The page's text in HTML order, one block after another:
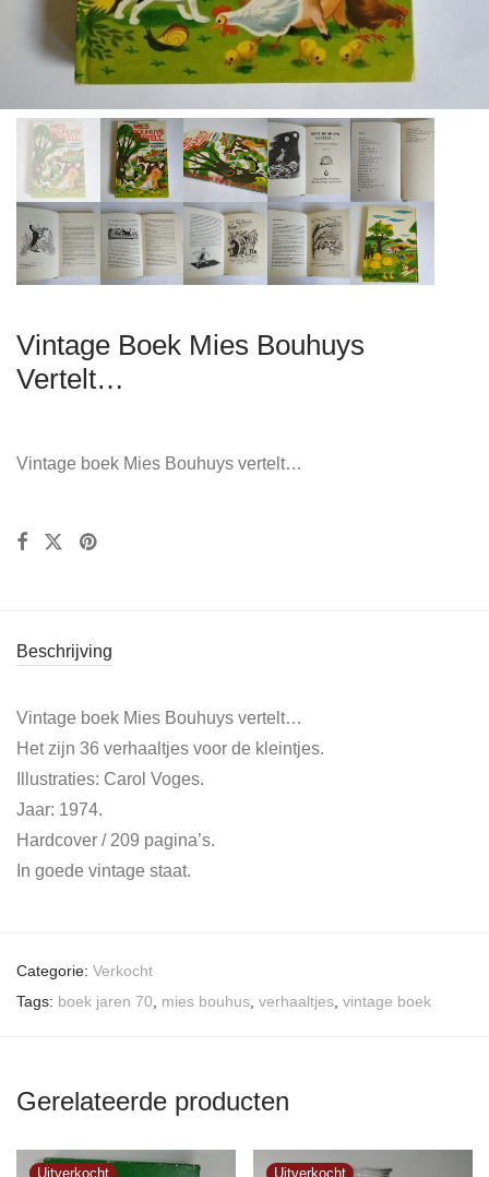
Vintage Boek Mies Bouhuys
Vertelt…
Vintage boek Mies Bouhuys vertelt…
Beschrijving
Vintage boek Mies Bouhuys vertelt…
Het zijn 36 verhaaltjes voor de kleintjes.
Illustraties: Carol Voges.
Jaar: 1974.
Hardcover / 209 pagina’s.
In goede vintage staat.
Categorie: Verkocht
Tags: boek jaren 70 mies bouhus verhaaltjes vintage boek
Gerelateerde producten